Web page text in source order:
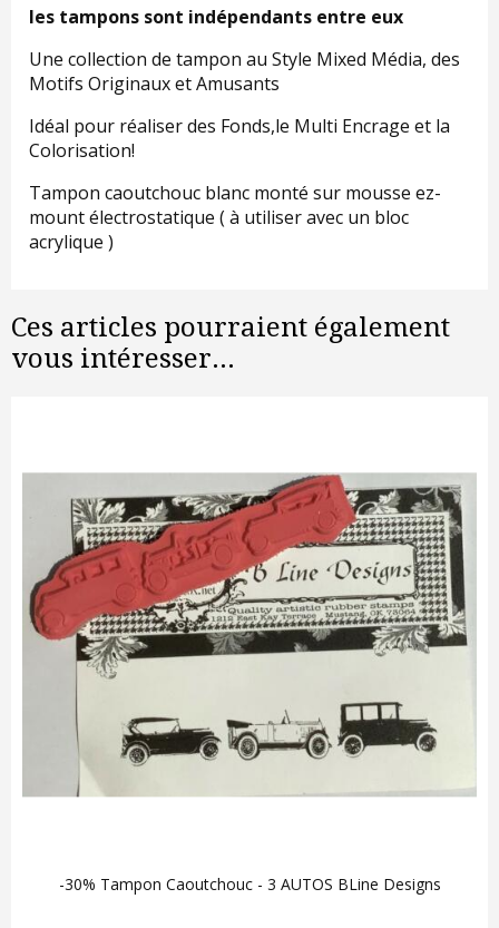
les tampons sont indépendants entre eux
Une collection de tampon au Style Mixed Média, des
Motifs Originaux et Amusants
Idéal pour réaliser des Fonds,le Multi Encrage et la
Colorisation!
Tampon caoutchouc blanc monté sur mousse ez-
mount électrostatique ( à utiliser avec un bloc
acrylique )
Ces articles pourraient également
vous intéresser...
-30% Tampon Caoutchouc - 3 AUTOS BLine Designs